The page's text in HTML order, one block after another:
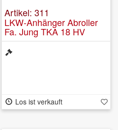
Artikel: 311
LKW-Anhänger Abroller
Fa. Jung TKA 18 HV
Los ist verkauft